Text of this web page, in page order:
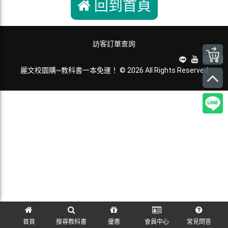
回到首頁
首頁 搜尋教科書 優惠 會員中心 常見問答
訪客訂單查詢
麗文校園購~教科書一本免運！ © 2026 All Rights Reserved